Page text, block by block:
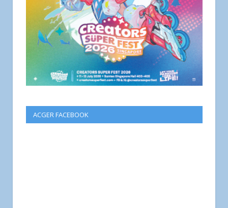
ACGER FACEBOOK